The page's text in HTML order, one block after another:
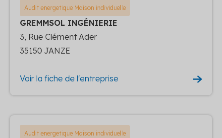
Audit energetique Maison individuelle
GREMMSOL INGÉNIERIE
3, Rue Clément Ader
35150 JANZE
Voir la fiche de l'entreprise
Audit energetique Maison individuelle